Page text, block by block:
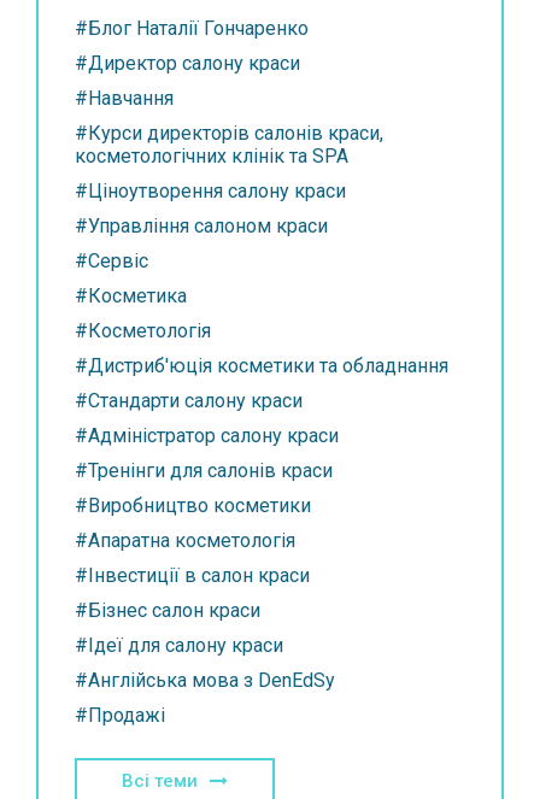
#Блог Наталії Гончаренко
#Директор салону краси
#Навчання
#Курси директорів салонів краси,
косметологічних клінік та SPA
#Ціноутворення салону краси
#Управління салоном краси
#Сервіс
#Косметика
#Косметологія
#Дистриб'юція косметики та обладнання
#Стандарти салону краси
#Адміністратор салону краси
#Тренінги для салонів краси
#Виробництво косметики
#Апаратна косметологія
#Інвестиції в салон краси
#Бізнес салон краси
#Ідеї для салону краси
#Англійська мова з DenEdSy
#Продажі
Всі теми